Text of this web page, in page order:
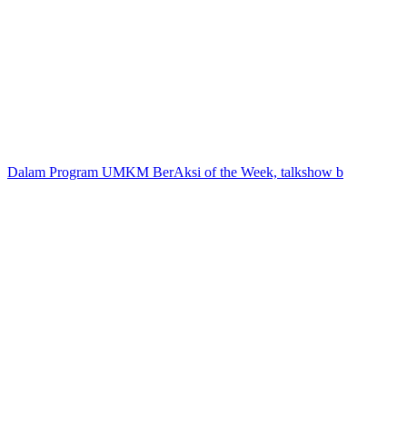
Dalam Program UMKM BerAksi of the Week, talkshow b